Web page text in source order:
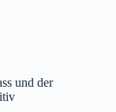
und der